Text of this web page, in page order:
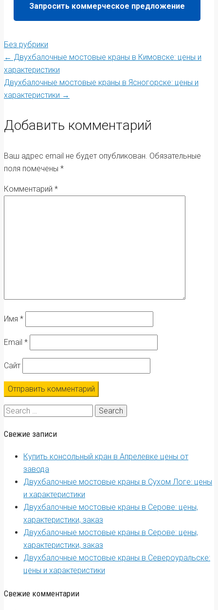
Запросить коммерческое предложение
Без рубрики
Post
navigation
← Двухбалочные мостовые краны в Кимовске: цены и
характеристики
Двухбалочные мостовые краны в Ясногорске: цены и
характеристики →
Добавить комментарий
Ваш адрес email не будет опубликован. Обязательные
поля помечены *
Комментарий *
Имя *
Email *
Сайт
Search
Свежие записи
Купить консольный кран в Апрелевке цены от
завода
Двухбалочные мостовые краны в Сухом Логе: цены
и характеристики
Двухбалочные мостовые краны в Серове: цены,
характеристики, заказ
Двухбалочные мостовые краны в Серове: цены,
характеристики, заказ
Двухбалочные мостовые краны в Североуральске:
цены и характеристики
Свежие комментарии